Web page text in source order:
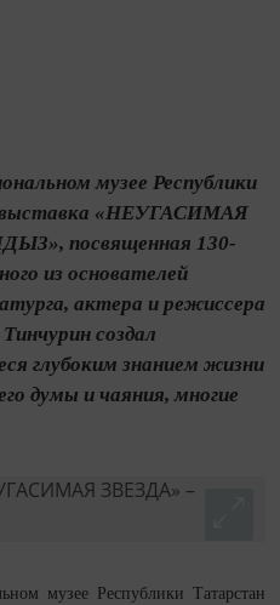
музее Республики
выставка «НЕУГАСИМАЯ
посвященная 130-
из основателей
актера и режиссера
создал
глубоким знанием жизни
думы и чаяния, многие
музее Республики Татарстан